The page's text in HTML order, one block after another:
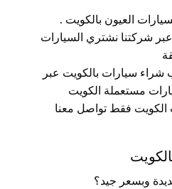
العيون بالكويت .
شركتنا نشتري السيارات
شراء سيارات بالكويت عبر
مستعملة الكويت
فقط تواصل معنا
وبسعر جيد؟